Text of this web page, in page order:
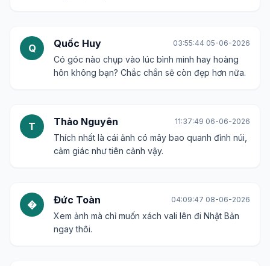
Q Quốc Huy 03:55:44 05-06-2026
Có góc nào chụp vào lúc bình minh hay hoàng
hôn không bạn? Chắc chắn sẽ còn đẹp hơn nữa.
T Thảo Nguyên 11:37:49 06-06-2026
Thích nhất là cái ảnh có mây bao quanh đỉnh núi,
cảm giác như tiên cảnh vậy.
� Đức Toàn 04:09:47 08-06-2026
Xem ảnh mà chỉ muốn xách vali lên đi Nhật Bản
ngay thôi.